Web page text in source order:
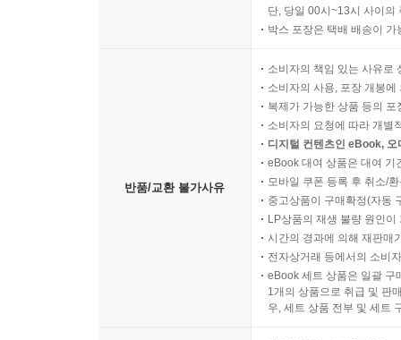
단, 당일 00시~13시 사이의
박스 포장은 택배 배송이
반품/교환 불가사유
소비자의 책임 있는 사유로
소비자의 사용, 포장 개봉
복제가 가능한 상품 등의
소비자의 요청에 따라 개별
디지털 컨텐츠인 eBook,
eBook 대여 상품은 대여 기
모바일 쿠폰 등록 후 취소/
중고상품이 구매확정(자동
LP상품의 재생 불량 원인
시간의 경과에 의해 재판매
전자상거래 등에서의 소비
eBook 세트 상품은 일괄 구
1개의 상품으로 취급 및 판
우, 세트 상품 전부 및 세트